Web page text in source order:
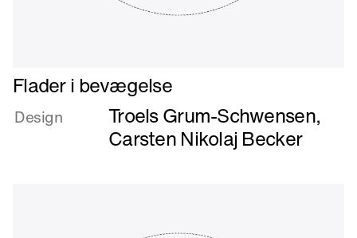
Læs
mere
om
Flader i bevægelse
Design Troels Grum-Schwensen,
Carsten Nikolaj Becker